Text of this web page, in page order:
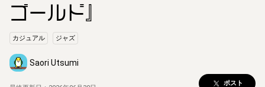
ゴールド』
カジュアル ジャズ
Saori Utsumi
ポスト